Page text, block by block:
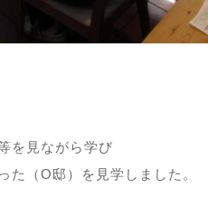
を見ながら学び
た（O邸）を見学しました。